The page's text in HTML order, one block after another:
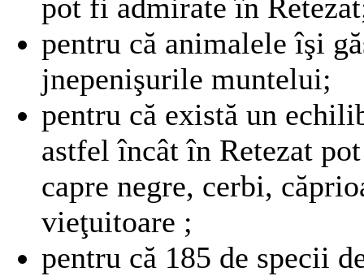
pot fi admirate în
pentru că animalele îşi
jnepenişurile muntelui;
pentru că există un
astfel încât în Retezat
capre negre, cerbi,
vieţuitoare ;
pentru că 185 de specii